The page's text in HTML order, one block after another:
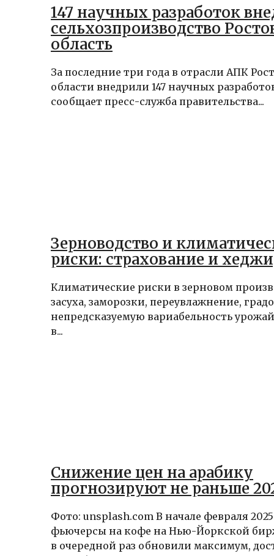
147 научных разработок
сельхозпроизводство
область
За последние три года в отрасли АПК
области внедрили 147 научных
сообщает пресс-служба правительства...
Зерноводство и
риски: страхование и
Климатические риски в зерновом
засуха, заморозки, переувлажнение,
непредсказуемую вариабельность
в...
Снижение цен на арабику
прогнозируют не раньше
Фото: unsplash.com В начале февраля
фьючерсы на кофе на Нью-Йоркской
в очередной раз обновили максимум,